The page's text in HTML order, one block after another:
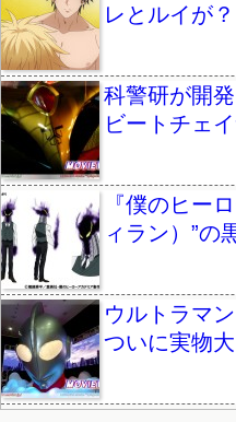
レとルイが
科警研が開
ビートチェ
『僕のヒー
ィラン）”の
ウルトラマ
ついに実物